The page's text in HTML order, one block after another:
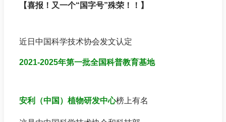
【喜报！又一个“国字号”殊荣！！】
近日中国科学技术协会发文认定
2021-2025年第一批全国科普教育基地
安利（中国）植物研发中心榜上有名